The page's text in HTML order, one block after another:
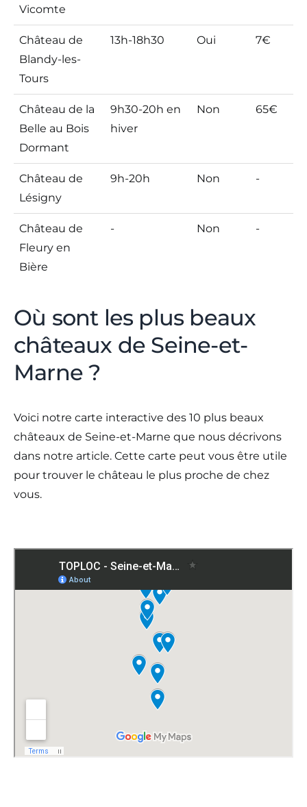
Vicomte
Château de
Blandy-les-
Tours
13h-18h30 Oui 7€
Château de la
Belle au Bois
Dormant
9h30-20h en
hiver
Non 65€
Château de
Lésigny
9h-20h Non -
Château de
Fleury en
Bière
- Non -
Où sont les plus beaux
châteaux de Seine-et-
Marne ?
Voici notre carte interactive des 10 plus beaux
châteaux de Seine-et-Marne que nous décrivons
dans notre article. Cette carte peut vous être utile
pour trouver le château le plus proche de chez
vous.